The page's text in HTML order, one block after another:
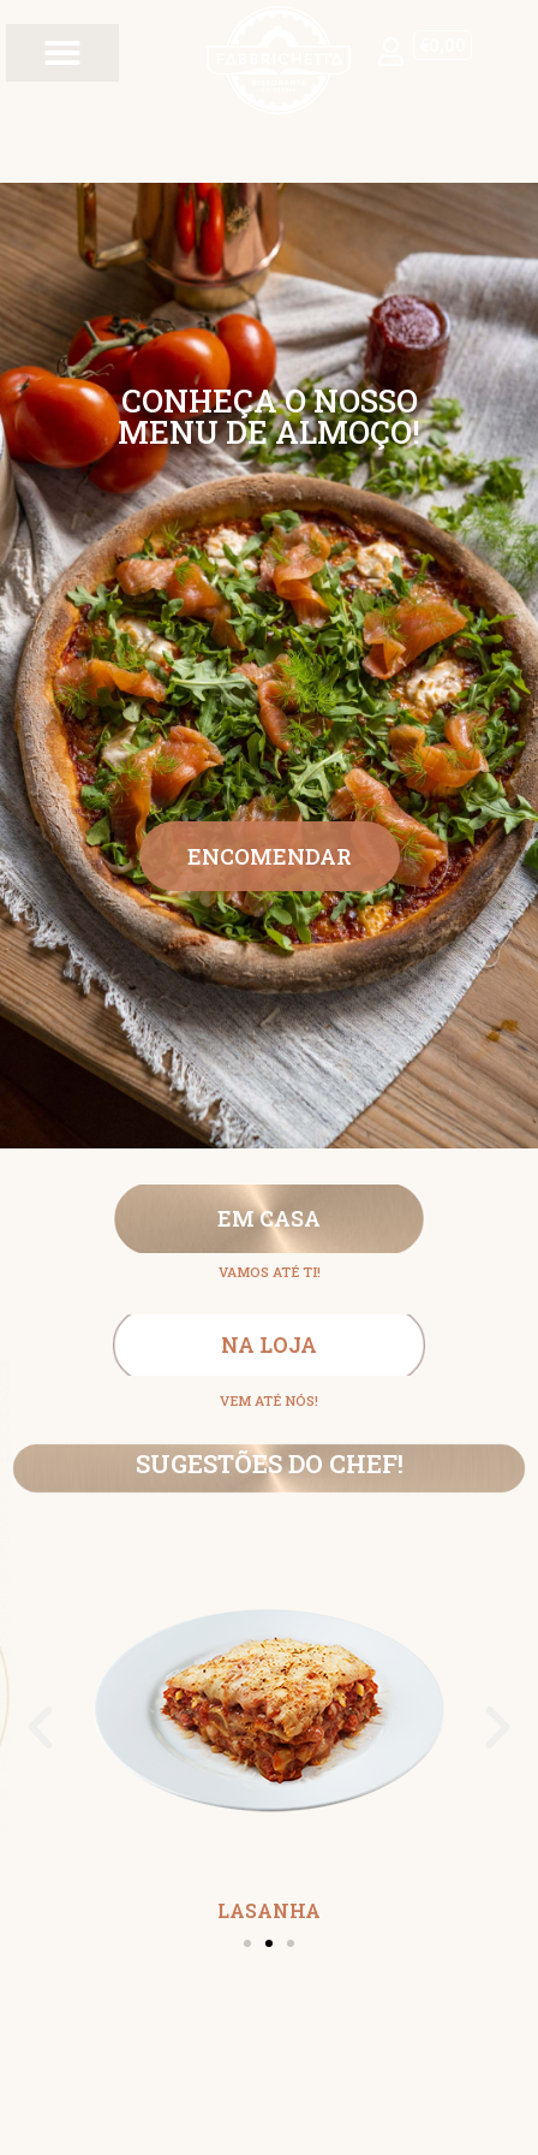
ENCOMENDAR
CONHEÇA O NOSSO
MENU DE ALMOÇO!
EM CASA
VAMOS ATÉ TI!
NA LOJA
VEM ATÉ NÓS!
SUGESTÕES DO CHEF!
LASANHA